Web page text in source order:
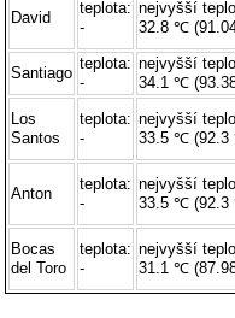
David
teplota:
-
nejvyšší
32.8 ℃
Santiago
teplota:
-
nejvyšší
34.1 ℃
Los
Santos
teplota:
-
nejvyšší
33.5 ℃ (92.3
Anton
teplota:
-
nejvyšší
33.5 ℃ (92.3
Bocas
del Toro
teplota:
-
nejvyšší
31.1 ℃